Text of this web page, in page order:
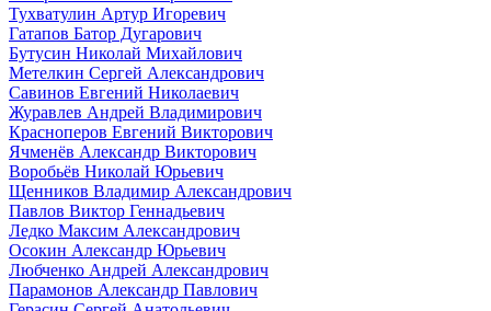
Тухватулин Артур Игоревич
Гатапов Батор Дугарович
Бутусин Николай Михайлович
Метелкин Сергей Александрович
Савинов Евгений Николаевич
Журавлев Андрей Владимирович
Красноперов Евгений Викторович
Ячменёв Александр Викторович
Воробьёв Николай Юрьевич
Щенников Владимир Александрович
Павлов Виктор Геннадьевич
Ледко Максим Александрович
Осокин Александр Юрьевич
Любченко Андрей Александрович
Парамонов Александр Павлович